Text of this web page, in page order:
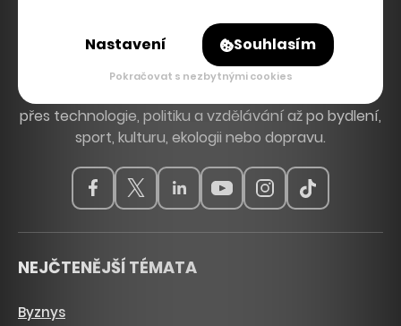
Hlavní zdroj inspirace. Věnujeme se tématům, která
přes technologie, politiku a vzdělávání až po bydlení,
sport, kulturu, ekologii nebo dopravu.
NEJČTENĚJŠÍ TÉMATA
Byznys
Nastavení Souhlasím
Pokračovat s nezbytnými cookies